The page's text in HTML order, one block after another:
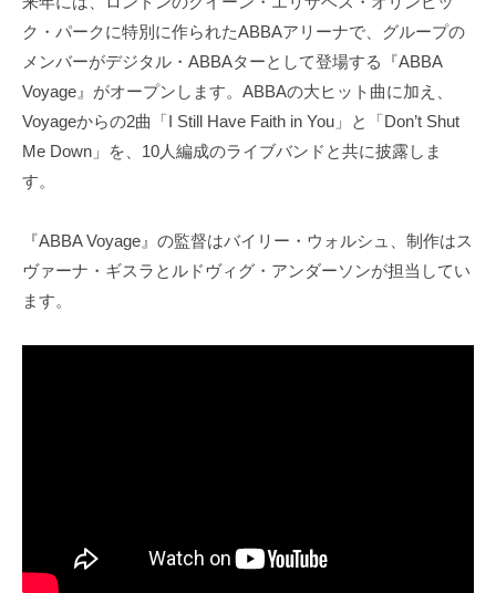
ク・パークに特別に作られたABBAアリーナで、グループの
メンバーがデジタル・ABBAターとして登場する『ABBA
Voyage』がオープンします。ABBAの大ヒット曲に加え、
Voyageからの2曲「I Still Have Faith in You」と「Don’t Shut
Me Down」を、10人編成のライブバンドと共に披露しま
す。
『ABBA Voyage』の監督はバイリー・ウォルシュ、制作はス
ヴァーナ・ギスラとルドヴィグ・アンダーソンが担当してい
ます。